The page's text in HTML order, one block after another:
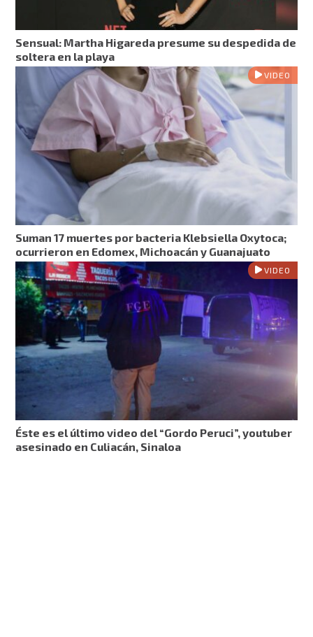
Sensual: Martha Higareda presume su despedida de
soltera en la playa
VIDEO
Suman 17 muertes por bacteria Klebsiella Oxytoca;
ocurrieron en Edomex, Michoacán y Guanajuato
VIDEO
Éste es el último video del “Gordo Peruci”, youtuber
asesinado en Culiacán, Sinaloa